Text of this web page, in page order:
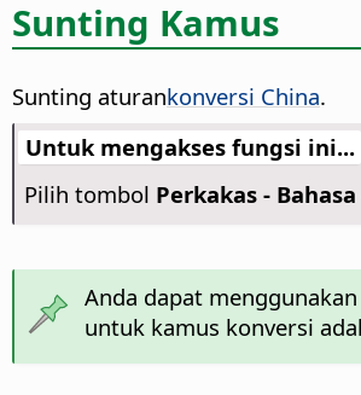
Sunting Kamus
Sunting aturankonversi China.
Untuk mengakses fungsi ini...
Pilih tombol Perkakas -
Anda dapat
untuk kamus konversi